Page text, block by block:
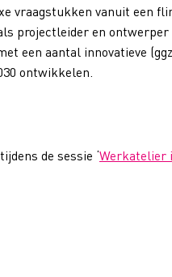
vraagstukken vanuit een
projectleider en
een aantal innovatieve
ontwikkelen.
de sessie ‘Werkatelier